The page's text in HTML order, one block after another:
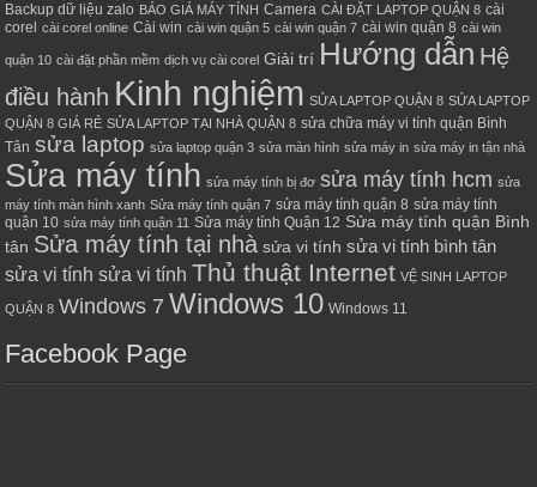
Backup dữ liệu zalo BÁO GIÁ MÁY TÍNH Camera CÀI ĐẶT LAPTOP QUẬN 8 cài
corel
cài corel online Cài win cài win quận 5 cài win quận 7 cài win quận 8 cài win
quận 10 cài đặt phần mềm dịch vụ cài corel Giải trí Hướng dẫn Hệ
điều hành Kinh nghiệm SỬA LAPTOP QUẬN 8 SỬA LAPTOP
QUẬN 8 GIÁ RẺ SỬA LAPTOP TẠI NHÀ QUẬN 8 sửa chữa máy vi tính quận Bình
Tân sửa laptop sửa laptop quận 3 sửa màn hình sửa máy in sửa máy in tận nhà
Sửa máy tính sửa máy tính bị đơ sửa máy tính hcm sửa
máy tính màn hình xanh Sửa máy tính quận 7 sửa máy tính quận 8 sửa máy tính
quận 10 sửa máy tính quận 11 Sửa máy tính Quận 12 Sửa máy tính quận Bình
tân Sửa máy tính tại nhà sửa vi tính sửa vi tính bình tân
sửa vi tính sửa vi tính Thủ thuật Internet VỆ SINH LAPTOP
QUẬN 8 Windows 7 Windows 10 Windows 11
Facebook Page